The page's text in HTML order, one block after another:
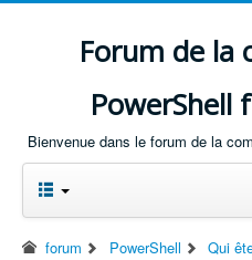
Forum de la
PowerShell
Bienvenue dans le forum de la
forum PowerShell
Qui